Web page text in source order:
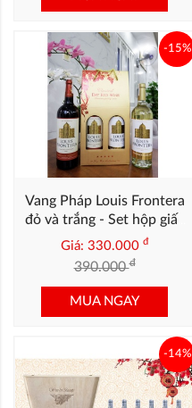
Vang Pháp Louis Frontera
đỏ và trắng - Set hộp giấy
2 chai
Giá: 330.000 đ
390.000đ
-15%
MUA NGAY
-14%